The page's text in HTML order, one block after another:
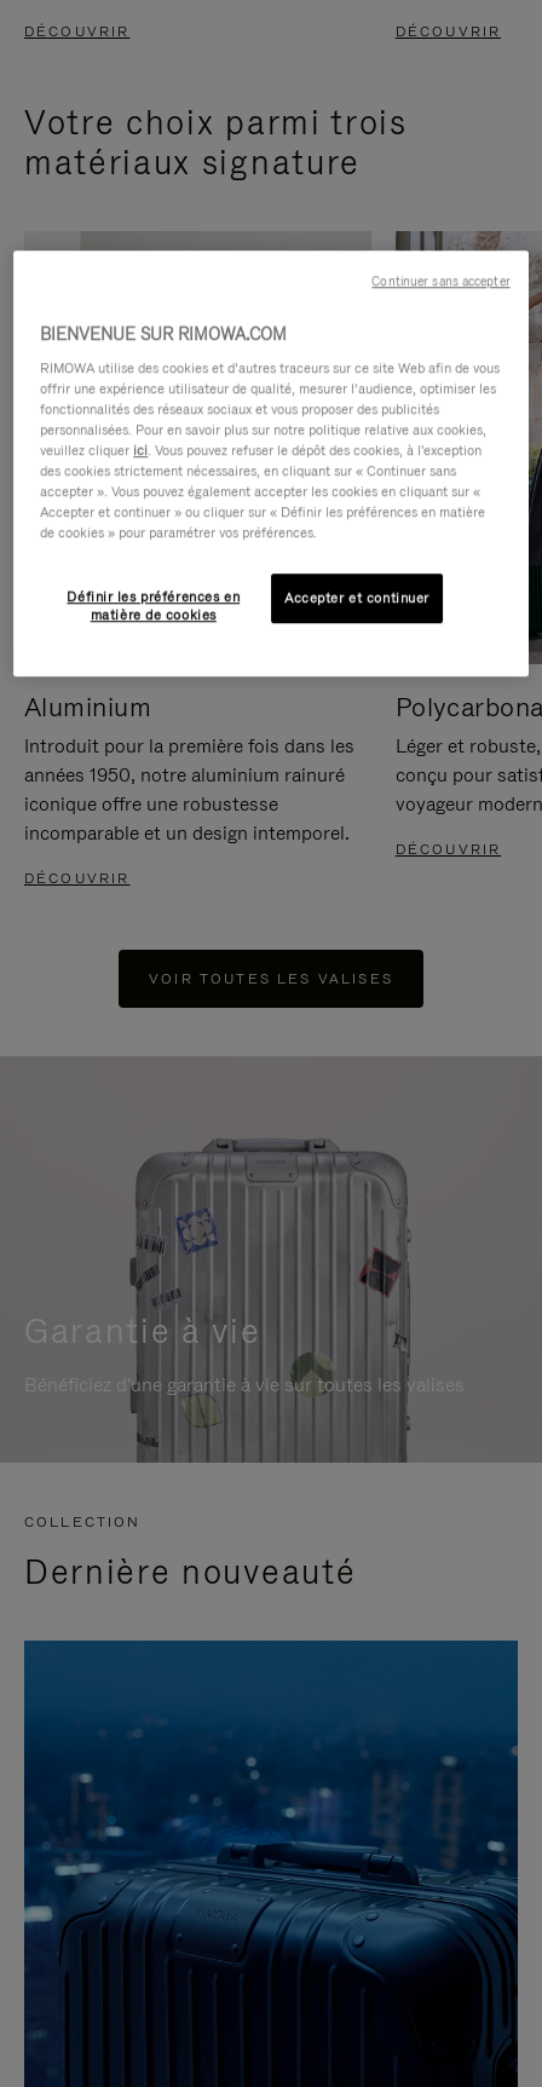
DÉCOUVRIR DÉCOUVRIR
Votre choix parmi trois
matériaux signature
Aluminium
Introduit pour la première fois dans les
années 1950, notre aluminium rainuré
iconique offre une robustesse
incomparable et un design intemporel.
DÉCOUVRIR
Léger et
conçu pour
voyageur
DÉCOUVRIR
VOIR TOUTES LES VALISES
Garantie à vie
Bénéficiez d'une garantie à vie sur toutes les valises
COLLECTION
Dernière nouveauté
BIENVENUE SUR RIMOWA.COM
RIMOWA utilise des cookies et d’autres traceurs sur ce site Web afin de vous
offrir une expérience utilisateur de qualité, mesurer l’audience, optimiser les
fonctionnalités des réseaux sociaux et vous proposer des publicités
personnalisées. Pour en savoir plus sur notre politique relative aux cookies,
veuillez cliquer ici. Vous pouvez refuser le dépôt des cookies, à l'exception
des cookies strictement nécessaires, en cliquant sur « Continuer sans
accepter ». Vous pouvez également accepter les cookies en cliquant sur «
Accepter et continuer » ou cliquer sur « Définir les préférences en matière
de cookies » pour paramétrer vos préférences.
Définir les préférences en
matière de cookies
Accepter et continuer
Continuer sans accepter